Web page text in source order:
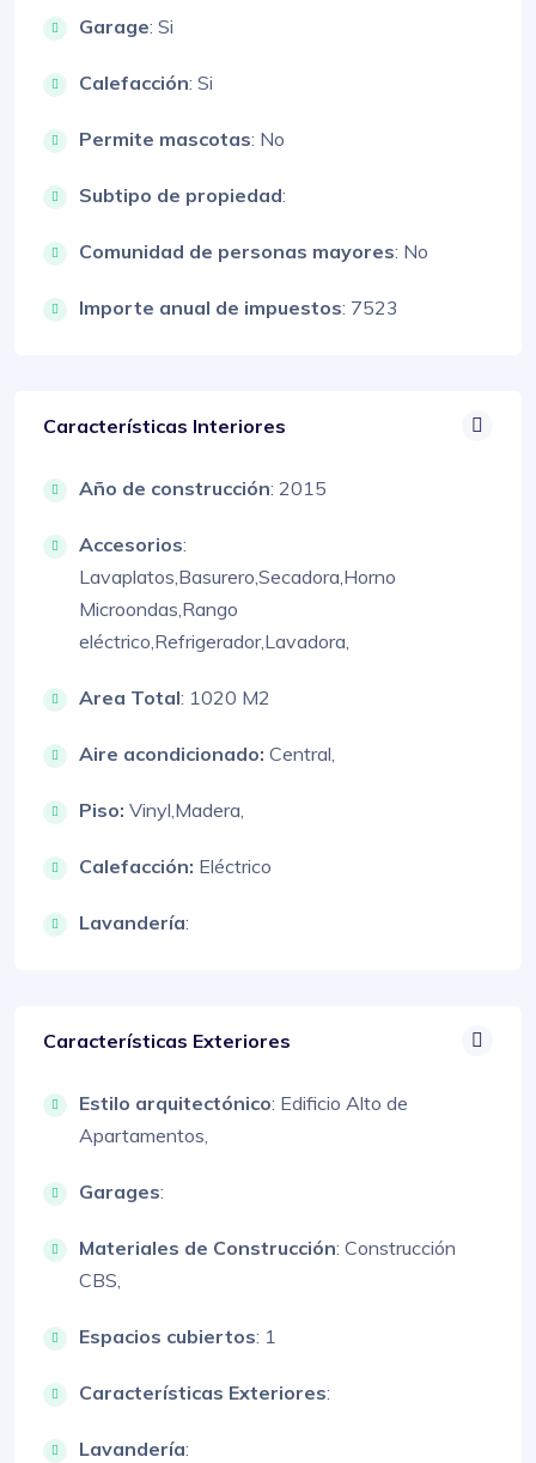
Garage: Si
Calefacción: Si
Permite mascotas: No
Subtipo de propiedad:
Comunidad de personas mayores: No
Importe anual de impuestos: 7523
Características Interiores
Año de construcción: 2015
Accesorios:
Lavaplatos,Basurero,Secadora,Horno
Microondas,Rango
eléctrico,Refrigerador,Lavadora,
Area Total: 1020 M2
Aire acondicionado: Central,
Piso: Vinyl,Madera,
Calefacción: Eléctrico
Lavandería:
Características Exteriores
Estilo arquitectónico: Edificio Alto de
Apartamentos,
Garages:
Materiales de Construcción: Construcción
CBS,
Espacios cubiertos: 1
Características Exteriores:
Lavandería: